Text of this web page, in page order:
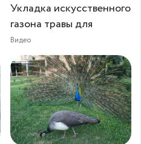
Укладка искусственного
газона травы для
Видео